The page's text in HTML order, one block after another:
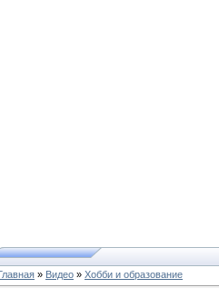
» Видео » Хобби и образование